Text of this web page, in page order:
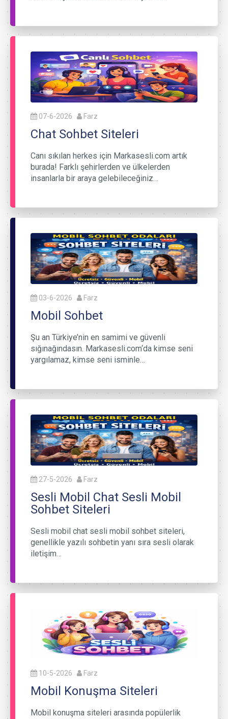
07-6-2026 Farz
Chat Sohbet Siteleri
Canı sıkılan herkes için Markasesli.com artık
burada! Farklı şehirlerden ve ülkelerden
insanlarla bir araya gelebileceğiniz…
03-6-2026 Farz
Mobil Sohbet
Şu an Türkiye’nin en samimi ve güvenli
sığınağındasın. Markasesli.com‘da kimse seni
yargılamaz, kimse seni isminle…
27-5-2026 Farz
Sesli Mobil Chat Sesli Mobil
Sohbet Siteleri
Sesli mobil chat sesli mobil sohbet siteleri,
genellikle yazılı sohbetin yanı sıra sesli olarak
iletişim…
10-5-2026 Farz
Mobil Konuşma Siteleri
Mobil konuşma siteleri arasında popülerlik